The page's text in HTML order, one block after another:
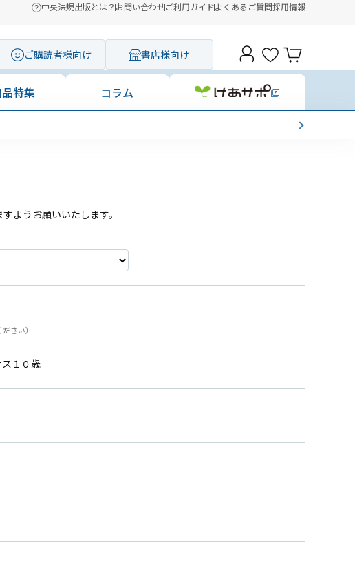
中央法規出版とは？お問い合わせご利用ガイドよくあるご質問採用情報
ご購読者様向け 書店様向け
特集 コラム
ようお願いいたします。
さい）
１０歳